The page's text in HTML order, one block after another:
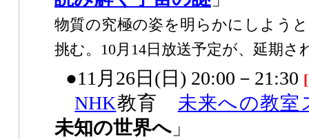
物質の究極の姿を明らかにしよう
挑む。10月14日放送予定が、延期さ
●11月26日(日) 20:00－21:30
NHK教育 未来への教室
未知の世界へ 」